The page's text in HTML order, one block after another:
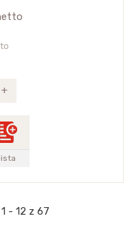
+
lista
- 12 z 67